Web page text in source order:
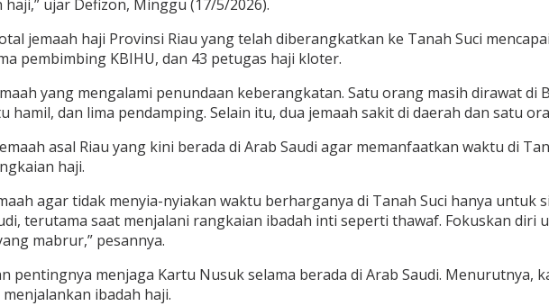
ujar Defizon, Minggu (17/5/2026).
jemaah haji Provinsi Riau yang telah diberangkatkan ke Tanah Suci
pembimbing KBIHU, dan 43 petugas haji kloter.
yang mengalami penundaan keberangkatan. Satu orang masih dirawat
hamil, dan lima pendamping. Selain itu, dua jemaah sakit di daerah dan satu
asal Riau yang kini berada di Arab Saudi agar memanfaatkan waktu di
haji.
agar tidak menyia-nyiakan waktu berharganya di Tanah Suci hanya untuk
terutama saat menjalani rangkaian ibadah inti seperti thawaf. Fokuskan diri
mabrur,” pesannya.
pentingnya menjaga Kartu Nusuk selama berada di Arab Saudi.
ibadah haji.